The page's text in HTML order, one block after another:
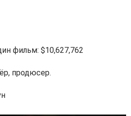
фильм: $10,627,762
продюсер.